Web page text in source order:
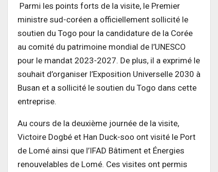
Parmi les points forts de la visite, le Premier
ministre sud-coréen a officiellement sollicité le
soutien du Togo pour la candidature de la Corée
au comité du patrimoine mondial de l’UNESCO
pour le mandat 2023-2027. De plus, il a exprimé le
souhait d’organiser l’Exposition Universelle 2030 à
Busan et a sollicité le soutien du Togo dans cette
entreprise.
Au cours de la deuxième journée de la visite,
Victoire Dogbé et Han Duck-soo ont visité le Port
de Lomé ainsi que l’IFAD Bâtiment et Énergies
renouvelables de Lomé. Ces visites ont permis